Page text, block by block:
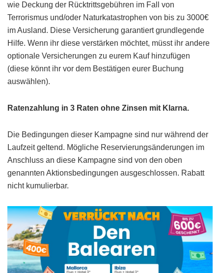
wie Deckung der Rücktrittsgebühren im Fall von
Terrorismus und/oder Naturkatastrophen von bis zu 3000€
im Ausland. Diese Versicherung garantiert grundlegende
Hilfe. Wenn ihr diese verstärken möchtet, müsst ihr andere
optionale Versicherungen zu eurem Kauf hinzufügen
(diese könnt ihr vor dem Bestätigen eurer Buchung
auswählen).
Ratenzahlung in 3 Raten ohne Zinsen mit Klarna.
Die Bedingungen dieser Kampagne sind nur während der
Laufzeit geltend. Mögliche Reservierungsänderungen im
Anschluss an diese Kampagne sind von den oben
genannten Aktionsbedingungen ausgeschlossen. Rabatt
nicht kumulierbar.